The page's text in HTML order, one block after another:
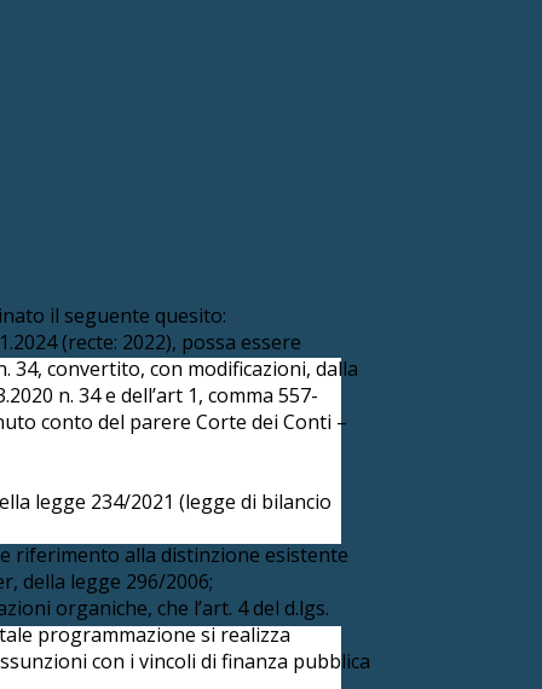
il seguente quesito:
(recte: 2022), possa essere
34, convertito, con modificazioni, dalla
n. 34 e dell’art 1, comma 557-
conto del parere Corte dei Conti –
legge 234/2021 (legge di bilancio
riferimento alla distinzione esistente
della legge 296/2006;
organiche, che l’art. 4 del d.lgs.
programmazione si realizza
con i vincoli di finanza pubblica